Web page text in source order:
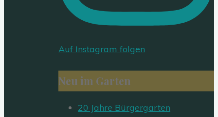
Auf Instagram folgen
Neu im Garten
20 Jahre Bürgergarten